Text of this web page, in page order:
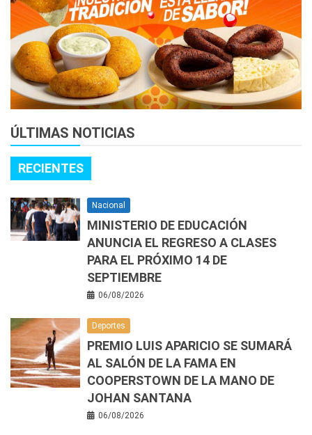
ÚLTIMAS NOTICIAS
RECIENTES
Nacional
MINISTERIO DE EDUCACIÓN
ANUNCIA EL REGRESO A CLASES
PARA EL PRÓXIMO 14 DE
SEPTIEMBRE
06/08/2026
Deportes
PREMIO LUIS APARICIO SE SUMARÁ
AL SALÓN DE LA FAMA EN
COOPERSTOWN DE LA MANO DE
JOHAN SANTANA
06/08/2026